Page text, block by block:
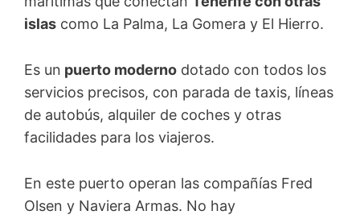
islas como La Palma, La Gomera y El Hierro.
Es un puerto moderno dotado con todos los
servicios precisos, con parada de taxis, líneas
de autobús, alquiler de coches y otras
facilidades para los viajeros.
En este puerto operan las compañías Fred
Olsen y Naviera Armas. No hay